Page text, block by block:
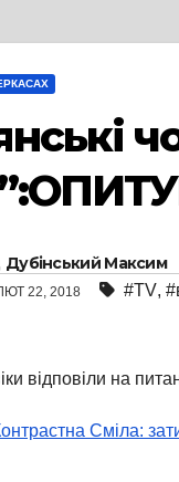
Дубінський Максим
22, 2018 #TV,
відповіли на
Сміла: